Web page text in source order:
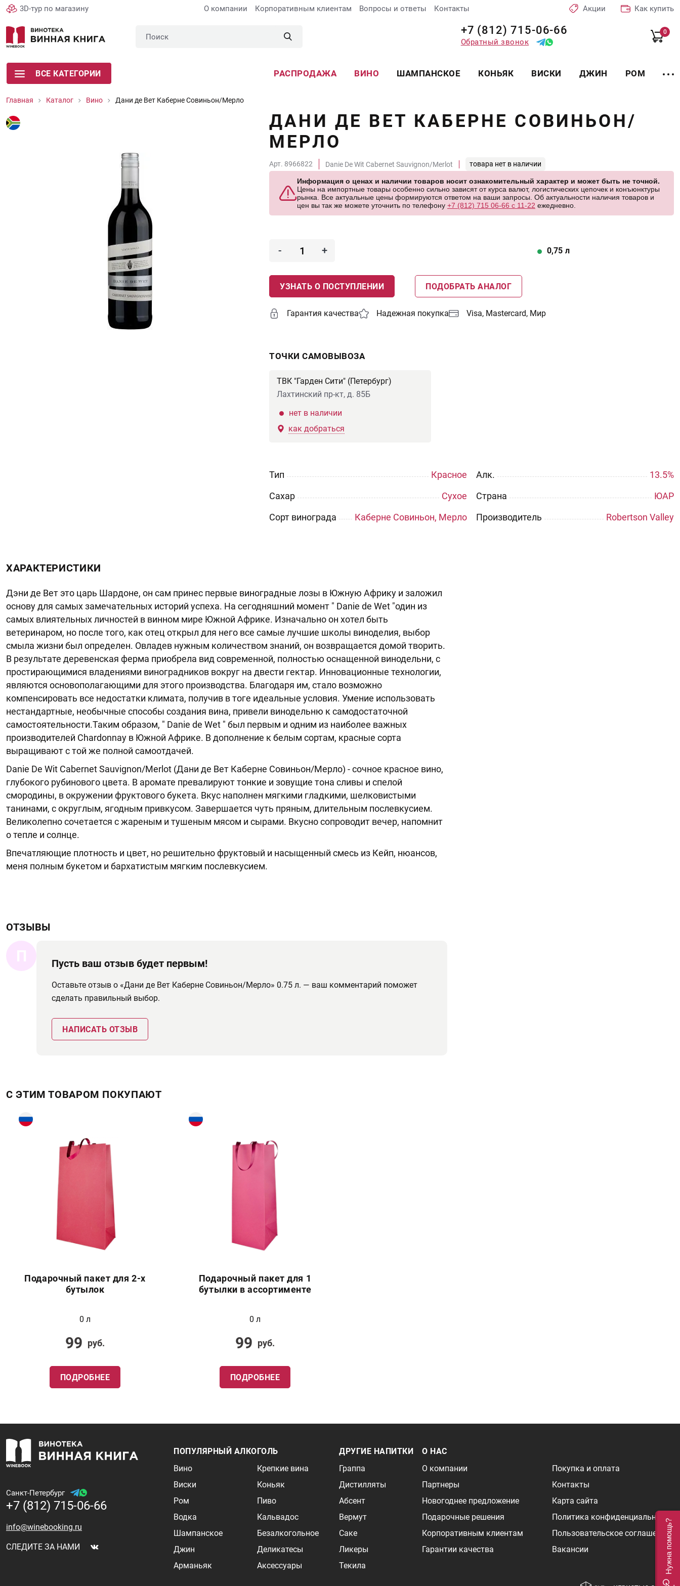
3D-тур по магазину О компании Корпоративным клиентам Вопросы и ответы Контакты Акции Как купить
+7 (812) 715-06-66
Обратный звонок
0
ВСЕ КАТЕГОРИИ РАСПРОДАЖА ВИНО ШАМПАНСКОЕ КОНЬЯК ВИСКИ ДЖИН РОМ
Главная Каталог Вино Дани де Вет Каберне Совиньон/Мерло
ДАНИ ДЕ ВЕТ КАБЕРНЕ СОВИНЬОН/
МЕРЛО
Арт. 8966822 Danie De Wit Cabernet Sauvignon/Merlot товара нет в наличии
Информация о ценах и наличии товаров носит ознакомительный характер и может быть не точной.
Цены на импортные товары особенно сильно зависят от курса валют, логистических цепочек и конъюнктуры
рынка. Все актуальные цены формируются ответом на ваши запросы. Об актуальности наличия товаров и
цен вы так же можете уточнить по телефону +7 (812) 715 06-66 с 11-22 ежедневно.
- +
УЗНАТЬ О ПОСТУПЛЕНИИ ПОДОБРАТЬ АНАЛОГ
0,75 л
Гарантия качества Надежная покупка Visa, Mastercard, Мир
ТОЧКИ САМОВЫВОЗА
ТВК "Гарден Сити" (Петербург)
Лахтинский пр-кт, д. 85Б
нет в наличии
как добраться
Тип
Красное
Сахар
Сухое
Сорт винограда
Каберне Совиньон, Мерло
Aлк.
13.5%
Страна
ЮАР
Производитель
Robertson Valley
ХАРАКТЕРИСТИКИ
Дэни де Вет это царь Шардоне, он сам принес первые виноградные лозы в Южную Африку и заложил
основу для самых замечательных историй успеха. На сегодняшний момент " Danie de Wet "один из
самых влиятельных личностей в винном мире Южной Африке. Изначально он хотел быть
ветеринаром, но после того, как отец открыл для него все самые лучшие школы виноделия, выбор
смыла жизни был определен. Овладев нужным количеством знаний, он возвращается домой творить.
В результате деревенская ферма приобрела вид современной, полностью оснащенной винодельни, с
простирающимися владениями виноградников вокруг на двести гектар. Инновационные технологии,
являются основополагающими для этого производства. Благодаря им, стало возможно
компенсировать все недостатки климата, получив в тоге идеальные условия. Умение использовать
нестандартные, необычные способы создания вина, привели винодельню к самодостаточной
самостоятельности.Таким образом, " Danie de Wet " был первым и одним из наиболее важных
производителей Chardonnay в Южной Африке. В дополнение к белым сортам, красные сорта
выращивают с той же полной самоотдачей.
Danie De Wit Cabernet Sauvignon/Merlot (Дани де Вет Каберне Совиньон/Мерло) - сочное красное вино,
глубокого рубинового цвета. В аромате превалируют тонкие и зовущие тона сливы и спелой
смородины, в окружении фруктового букета. Вкус наполнен мягкими гладкими, шелковистыми
танинами, с округлым, ягодным привкусом. Завершается чуть пряным, длительным послевкусием.
Великолепно сочетается с жареным и тушеным мясом и сырами. Вкусно сопроводит вечер, напомнит
о тепле и солнце.
Впечатляющие плотность и цвет, но решительно фруктовый и насыщенный смесь из Кейп, нюансов,
меня полным букетом и бархатистым мягким послевкусием.
ОТЗЫВЫ
П Пусть ваш отзыв будет первым!
Оставьте отзыв о «Дани де Вет Каберне Совиньон/Мерло» 0.75 л. — ваш комментарий поможет
сделать правильный выбор.
НАПИСАТЬ ОТЗЫВ
С ЭТИМ ТОВАРОМ ПОКУПАЮТ
Подарочный пакет для 2-х
бутылок
0 л
99 руб.
ПОДРОБНЕЕ
Подарочный пакет для 1
бутылки в ассортименте
0 л
99 руб.
ПОДРОБНЕЕ
Санкт-Петербург
+7 (812) 715-06-66
info@winebooking.ru
СЛЕДИТЕ ЗА НАМИ
ПОПУЛЯРНЫЙ АЛКОГОЛЬ
Вино
Виски
Ром
Водка
Шампанское
Джин
Арманьяк
Крепкие вина
Коньяк
Пиво
Кальвадос
Безалкогольное
Деликатесы
Аксессуары
ДРУГИЕ НАПИТКИ
Граппа
Дистилляты
Абсент
Вермут
Саке
Ликеры
Текила
О НАС
О компании
Партнеры
Новогоднее предложение
Подарочные решения
Корпоративным клиентам
Гарантии качества
Покупка и оплата
Контакты
Карта сайта
Политика конфиденциальности
Пользовательское соглашение
Вакансии
Нужна помощь?